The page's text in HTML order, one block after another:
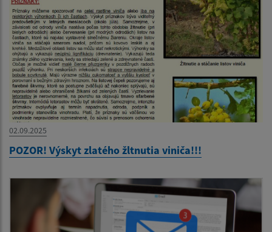
02.09.2025
POZOR! Výskyt zlatého žltnutia viniča!!!